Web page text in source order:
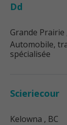
Dd
Grande Prairie
Automobile,
spécialisée
Scieriecour
Kelowna , BC